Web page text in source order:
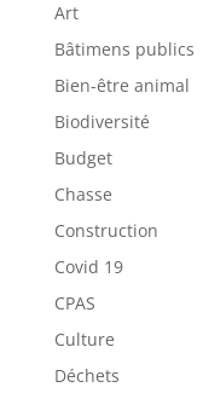
Art
Bâtimens publics
Bien-être animal
Biodiversité
Budget
Chasse
Construction
Covid 19
CPAS
Culture
Déchets